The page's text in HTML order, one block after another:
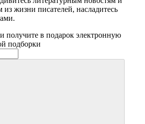
жизни писателей, насладитесь
получите в подарок электронную
подборки